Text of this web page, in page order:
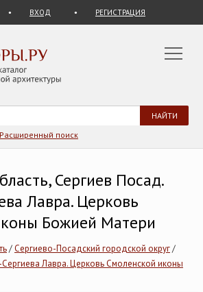
ВХОД РЕГИСТРАЦИЯ
Расширенный поиск
Сергиев Посад.
Лавра. Церковь
Божией Матери
/Сергиево-Посадский городской округ/
Лавра. Церковь Смоленской иконы